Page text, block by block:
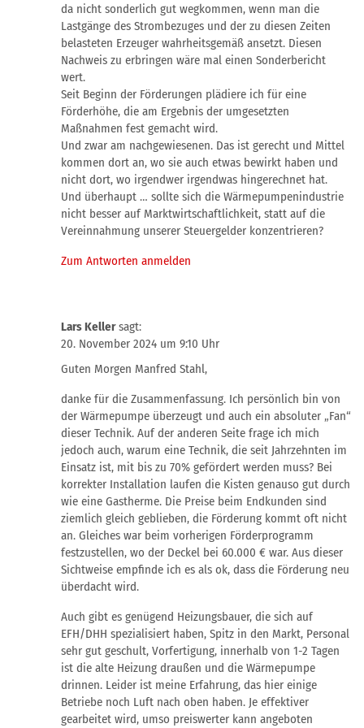
da nicht sonderlich gut wegkommen, wenn man die
Lastgänge des Strombezuges und der zu diesen Zeiten
belasteten Erzeuger wahrheitsgemäß ansetzt. Diesen
Nachweis zu erbringen wäre mal einen Sonderbericht
wert.
Seit Beginn der Förderungen plädiere ich für eine
Förderhöhe, die am Ergebnis der umgesetzten
Maßnahmen fest gemacht wird.
Und zwar am nachgewiesenen. Das ist gerecht und Mittel
kommen dort an, wo sie auch etwas bewirkt haben und
nicht dort, wo irgendwer irgendwas hingerechnet hat.
Und überhaupt … sollte sich die Wärmepumpenindustrie
nicht besser auf Marktwirtschaftlichkeit, statt auf die
Vereinnahmung unserer Steuergelder konzentrieren?
Zum Antworten anmelden
Lars Keller sagt:
20. November 2024 um 9:10 Uhr
Guten Morgen Manfred Stahl,
danke für die Zusammenfassung. Ich persönlich bin von
der Wärmepumpe überzeugt und auch ein absoluter „Fan“
dieser Technik. Auf der anderen Seite frage ich mich
jedoch auch, warum eine Technik, die seit Jahrzehnten im
Einsatz ist, mit bis zu 70% gefördert werden muss? Bei
korrekter Installation laufen die Kisten genauso gut durch
wie eine Gastherme. Die Preise beim Endkunden sind
ziemlich gleich geblieben, die Förderung kommt oft nicht
an. Gleiches war beim vorherigen Förderprogramm
festzustellen, wo der Deckel bei 60.000 € war. Aus dieser
Sichtweise empfinde ich es als ok, dass die Förderung neu
überdacht wird.
Auch gibt es genügend Heizungsbauer, die sich auf
EFH/DHH spezialisiert haben, Spitz in den Markt, Personal
sehr gut geschult, Vorfertigung, innerhalb von 1-2 Tagen
ist die alte Heizung draußen und die Wärmepumpe
drinnen. Leider ist meine Erfahrung, das hier einige
Betriebe noch Luft nach oben haben. Je effektiver
gearbeitet wird, umso preiswerter kann angeboten